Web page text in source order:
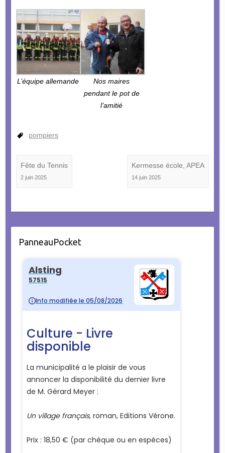
L’équipe allemande
Nos maires
pendant le pot de
l’amitié
pompiers
Fête du Tennis
2 juin 2025
Kermesse école, APEA
14 juin 2025
PanneauPocket